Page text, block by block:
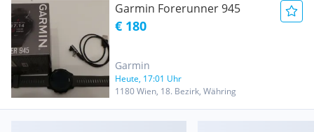
Garmin Forerunner 945
€ 180
Garmin
Heute, 17:01 Uhr
1180 Wien, 18. Bezirk, Währing